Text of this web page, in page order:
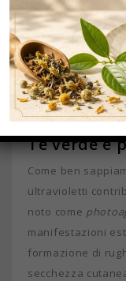
lenire piccoli tagli
Il tè infatti si è
molte condizioni
pruriti causati da
anche essere
Tè verde e
Come ben
ultravioletti
noto come
manifestazioni
formazione di
secchezza